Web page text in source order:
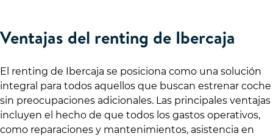
Ventajas del renting de Ibercaja
El renting de Ibercaja se posiciona como una solución
integral para todos aquellos que buscan estrenar coche
sin preocupaciones adicionales. Las principales ventajas
incluyen el hecho de que todos los gastos operativos,
como reparaciones y mantenimientos, asistencia en